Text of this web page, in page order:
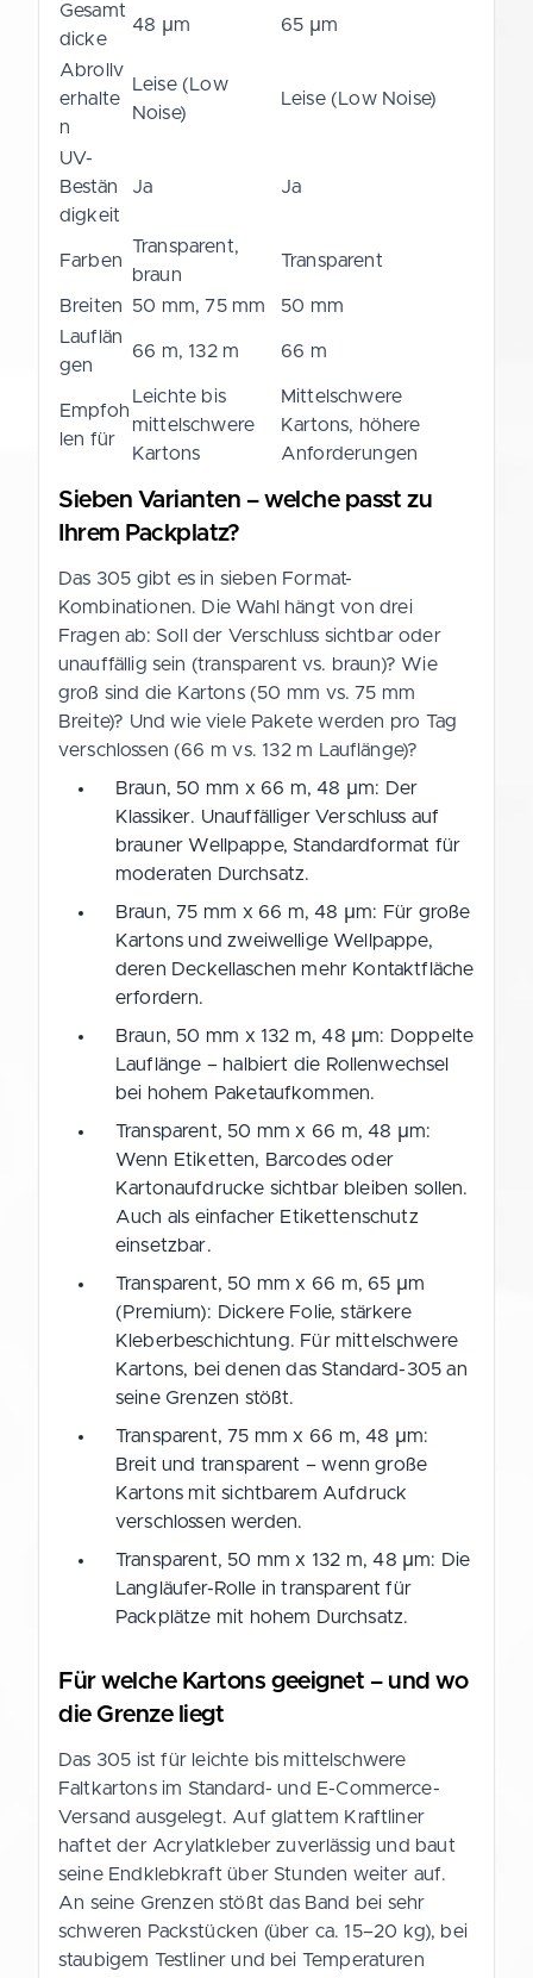
Gesamt
dicke
48 µm 65 µm
Abrollv
erhalte
n
Leise (Low
Noise)
Leise (Low Noise)
UV-
Bestän
digkeit
Ja Ja
Farben
Transparent,
braun
Transparent
Breiten 50 mm, 75 mm
50 mm
Lauflän
gen
66 m, 132 m 66 m
Empfoh
len für
Leichte bis
mittelschwere
Kartons
Mittelschwere
Kartons, höhere
Anforderungen
Sieben Varianten – welche passt zu
Ihrem Packplatz?
Das 305 gibt es in sieben Format-
Kombinationen. Die Wahl hängt von drei
Fragen ab: Soll der Verschluss sichtbar oder
unauffällig sein (transparent vs. braun)? Wie
groß sind die Kartons (50 mm vs. 75 mm
Breite)? Und wie viele Pakete werden pro Tag
verschlossen (66 m vs. 132 m Lauflänge)?
Braun, 50 mm x 66 m, 48 µm: Der
Klassiker. Unauffälliger Verschluss auf
brauner Wellpappe, Standardformat für
moderaten Durchsatz.
Braun, 75 mm x 66 m, 48 µm: Für große
Kartons und zweiwellige Wellpappe,
deren Deckellaschen mehr Kontaktfläche
erfordern.
Braun, 50 mm x 132 m, 48 µm: Doppelte
Lauflänge – halbiert die Rollenwechsel
bei hohem Paketaufkommen.
Transparent, 50 mm x 66 m, 48 µm:
Wenn Etiketten, Barcodes oder
Kartonaufdrucke sichtbar bleiben sollen.
Auch als einfacher Etikettenschutz
einsetzbar.
Transparent, 50 mm x 66 m, 65 µm
(Premium): Dickere Folie, stärkere
Kleberbeschichtung. Für mittelschwere
Kartons, bei denen das Standard-305 an
seine Grenzen stößt.
Transparent, 75 mm x 66 m, 48 µm:
Breit und transparent – wenn große
Kartons mit sichtbarem Aufdruck
verschlossen werden.
Transparent, 50 mm x 132 m, 48 µm: Die
Langläufer-Rolle in transparent für
Packplätze mit hohem Durchsatz.
Für welche Kartons geeignet – und wo
die Grenze liegt
Das 305 ist für leichte bis mittelschwere
Faltkartons im Standard- und E-Commerce-
Versand ausgelegt. Auf glattem Kraftliner
haftet der Acrylatkleber zuverlässig und baut
seine Endklebkraft über Stunden weiter auf.
An seine Grenzen stößt das Band bei sehr
schweren Packstücken (über ca. 15–20 kg), bei
staubigem Testliner und bei Temperaturen